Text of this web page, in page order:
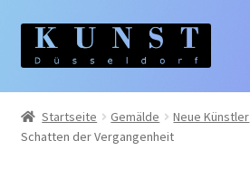
Zur
Navigation
Zum
Inhalt
Home
Gemälde
Startseite Gemälde Neue Künstler
Schatten der Vergangenheit